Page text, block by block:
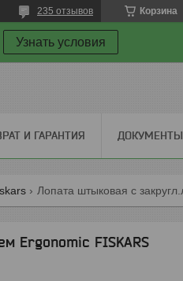
Корзина
235 отзывов
Узнать условия
И ГАРАНТИЯ ДОКУМЕНТЫ
Ergonomic FISKARS